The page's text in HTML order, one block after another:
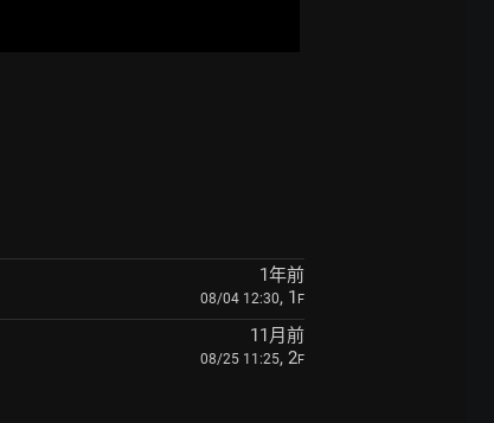
1年前
08/04 12:30, 1 F
11月前
08/25 11:25, 2F